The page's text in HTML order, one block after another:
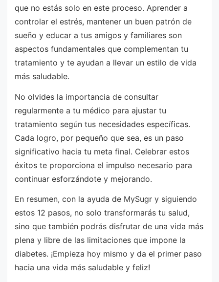
que no estás solo en este proceso. Aprender a
controlar el estrés, mantener un buen patrón de
sueño y educar a tus amigos y familiares son
aspectos fundamentales que complementan tu
tratamiento y te ayudan a llevar un estilo de vida
más saludable.
No olvides la importancia de consultar
regularmente a tu médico para ajustar tu
tratamiento según tus necesidades específicas.
Cada logro, por pequeño que sea, es un paso
significativo hacia tu meta final. Celebrar estos
éxitos te proporciona el impulso necesario para
continuar esforzándote y mejorando.
En resumen, con la ayuda de MySugr y siguiendo
estos 12 pasos, no solo transformarás tu salud,
sino que también podrás disfrutar de una vida más
plena y libre de las limitaciones que impone la
diabetes. ¡Empieza hoy mismo y da el primer paso
hacia una vida más saludable y feliz!